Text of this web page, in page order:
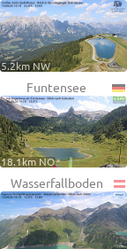
5.2km NW
Funtensee
18.1km NO
Wasserfallboden